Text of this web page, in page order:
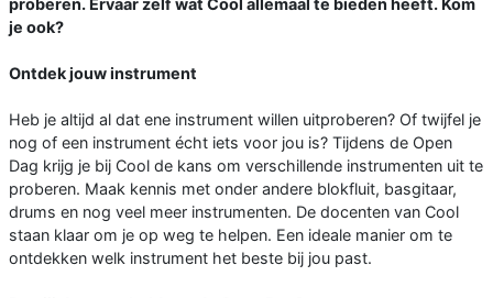
proberen. Ervaar zelf wat Cool allemaal te bieden heeft. Kom
je ook?
Ontdek jouw instrument
Heb je altijd al dat ene instrument willen uitproberen? Of twijfel je
nog of een instrument écht iets voor jou is? Tijdens de Open
Dag krijg je bij Cool de kans om verschillende instrumenten uit te
proberen. Maak kennis met onder andere blokfluit, basgitaar,
drums en nog veel meer instrumenten. De docenten van Cool
staan klaar om je op weg te helpen. Een ideale manier om te
ontdekken welk instrument het beste bij jou past.